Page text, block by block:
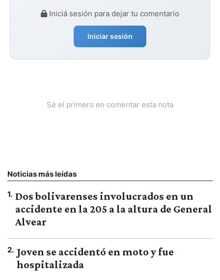
Iniciá sesión para dejar tu comentario
Iniciar sesión
Sé el primero en comentar esta nota
Noticias más leídas
1. Dos bolivarenses involucrados en un
accidente en la 205 a la altura de General
Alvear
2. Joven se accidentó en moto y fue
hospitalizada